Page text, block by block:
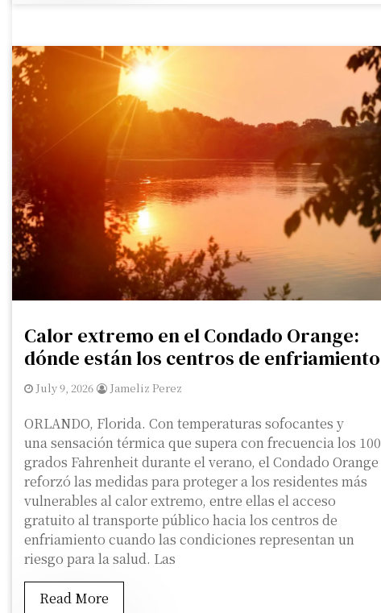
Calor extremo en el Condado Orange:
dónde están los centros de enfriamiento
July 9, 2026 Jameliz Perez
ORLANDO, Florida. Con temperaturas sofocantes y
una sensación térmica que supera con frecuencia los 100
grados Fahrenheit durante el verano, el Condado Orange
reforzó las medidas para proteger a los residentes más
vulnerables al calor extremo, entre ellas el acceso
gratuito al transporte público hacia los centros de
enfriamiento cuando las condiciones representan un
riesgo para la salud. Las
Read More